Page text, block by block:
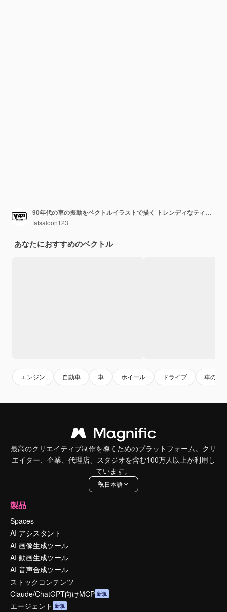
90年代の車の振動をベクトルイラストで描く トレンディなティーズ
fatsaloon123
あなたにおすすめのベクトル
エンジン 自動車 車 ホイール ドライブ 車のイ
最高のクリエイティブ制作を導くためのプラットフォーム。クリ
エイター、企業、代理店、スタジオを含む100万人以上が利用し
ています。
日本語
製品
Spaces
AI アシスタント
AI 画像生成ツール
AI 動画生成ツール
AI 音声合成ツール
ストックコンテンツ
Claude/ChatGPT向けMCP 新規
エージェント 新規